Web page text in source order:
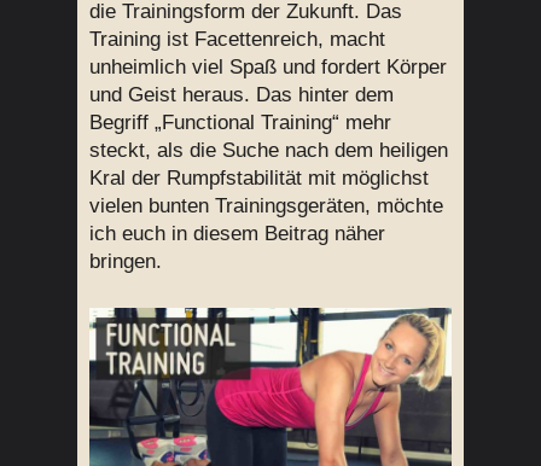
die Trainingsform der Zukunft. Das
Training ist Facettenreich, macht
unheimlich viel Spaß und fordert Körper
und Geist heraus. Das hinter dem
Begriff „Functional Training“ mehr
steckt, als die Suche nach dem heiligen
Kral der Rumpfstabilität mit möglichst
vielen bunten Trainingsgeräten, möchte
ich euch in diesem Beitrag näher
bringen.